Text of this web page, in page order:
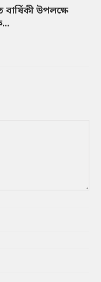
উপলক্ষে